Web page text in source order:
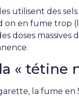
utilisent des
en fume trop
doses
« tétine
la fume en